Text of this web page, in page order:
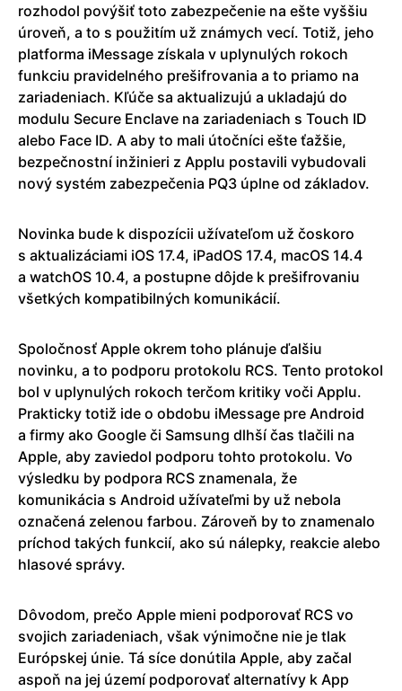
rozhodol povýšiť toto zabezpečenie na ešte vyššiu
úroveň, a to s použitím už známych vecí. Totiž, jeho
platforma iMessage získala v uplynulých rokoch
funkciu pravidelného prešifrovania a to priamo na
zariadeniach. Kľúče sa aktualizujú a ukladajú do
modulu Secure Enclave na zariadeniach s Touch ID
alebo Face ID. A aby to mali útočníci ešte ťažšie,
bezpečnostní inžinieri z Applu postavili vybudovali
nový systém zabezpečenia PQ3 úplne od základov.
Novinka bude k dispozícii užívateľom už čoskoro
s aktualizáciami iOS 17.4, iPadOS 17.4, macOS 14.4
a watchOS 10.4, a postupne dôjde k prešifrovaniu
všetkých kompatibilných komunikácií.
Spoločnosť Apple okrem toho plánuje ďalšiu
novinku, a to podporu protokolu RCS. Tento protokol
bol v uplynulých rokoch terčom kritiky voči Applu.
Prakticky totiž ide o obdobu iMessage pre Android
a firmy ako Google či Samsung dlhší čas tlačili na
Apple, aby zaviedol podporu tohto protokolu. Vo
výsledku by podpora RCS znamenala, že
komunikácia s Android užívateľmi by už nebola
označená zelenou farbou. Zároveň by to znamenalo
príchod takých funkcií, ako sú nálepky, reakcie alebo
hlasové správy.
Dôvodom, prečo Apple mieni podporovať RCS vo
svojich zariadeniach, však výnimočne nie je tlak
Európskej únie. Tá síce donútila Apple, aby začal
aspoň na jej území podporovať alternatívy k App